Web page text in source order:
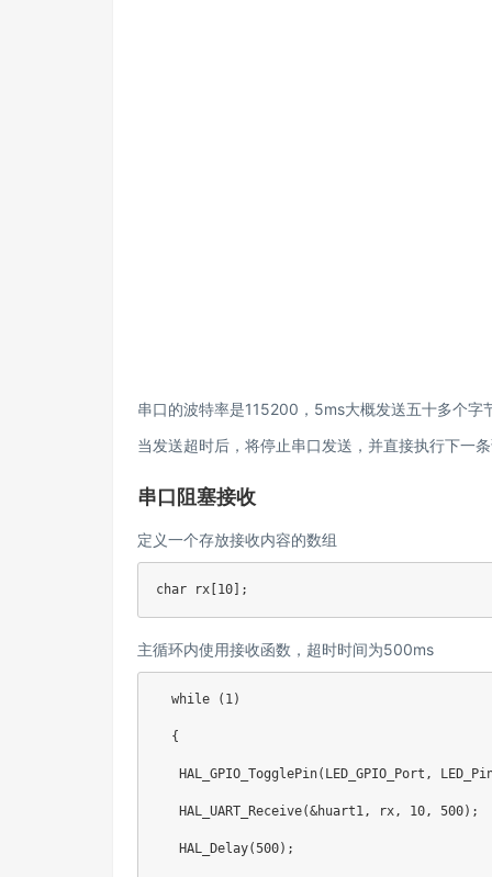
串口的波特率是115200，5ms大概发送五十多个字
当发送超时后，将停止串口发送，并直接执行下一
串口阻塞接收
定义一个存放接收内容的数组
char rx[10];
主循环内使用接收函数，超时时间为500ms
while (1)
{
HAL_GPIO_TogglePin(LED_GPIO_Port,
HAL_UART_Receive(&huart1, rx, 10, 500);
HAL_Delay(500);